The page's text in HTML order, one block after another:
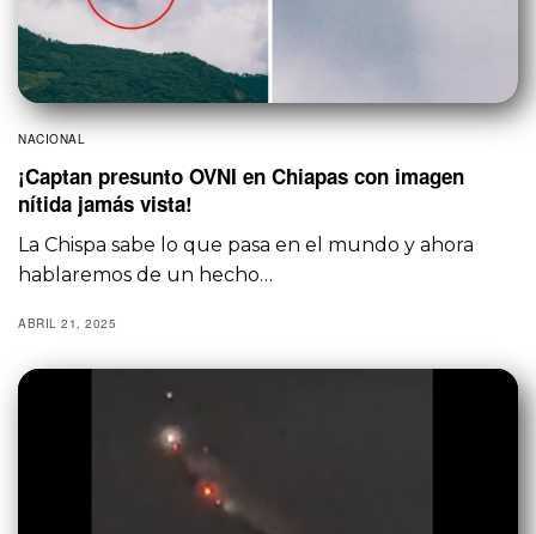
NACIONAL
¡Captan presunto OVNI en Chiapas con imagen
nítida jamás vista!
La Chispa sabe lo que pasa en el mundo y ahora
hablaremos de un hecho…
ABRIL 21, 2025